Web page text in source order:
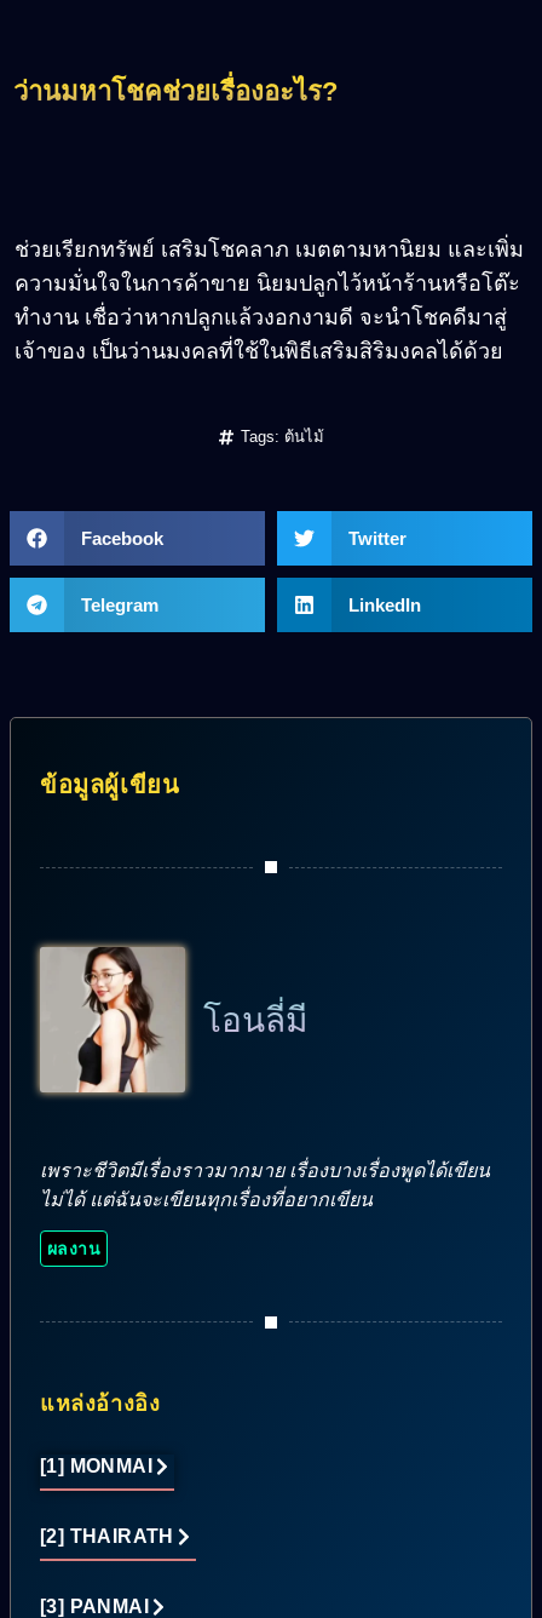
ว่านมหาโชคช่วยเรื่องอะไร?
ช่วยเรียกทรัพย์ เสริมโชคลาภ เมตตามหานิยม และเพิ่ม
ความมั่นใจในการค้าขาย นิยมปลูกไว้หน้าร้านหรือโต๊ะ
ทำงาน เชื่อว่าหากปลูกแล้วงอกงามดี จะนำโชคดีมาสู่
เจ้าของ เป็นว่านมงคลที่ใช้ในพิธีเสริมสิริมงคลได้ด้วย
Tags: ต้นไม้
Facebook Twitter
Telegram LinkedIn
ข้อมูลผู้เขียน
โอนลี่มี
เพราะชีวิตมีเรื่องราวมากมาย เรื่องบางเรื่องพูดได้เขียน
ไม่ได้ แต่ฉันจะเขียนทุกเรื่องที่อยากเขียน
ผลงาน
แหล่งอ้างอิง
[1] MONMAI
[2] THAIRATH
[3] PANMAI